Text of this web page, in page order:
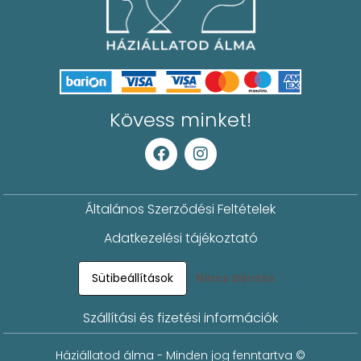
Kövess minket!
Általános Szerződési Feltételek
Adatkezelési tájékoztató
Sütibeállítások Nincs döntés
Szállítási és fizetési információk
Háziállatod álma - Minden jog fenntartva ©